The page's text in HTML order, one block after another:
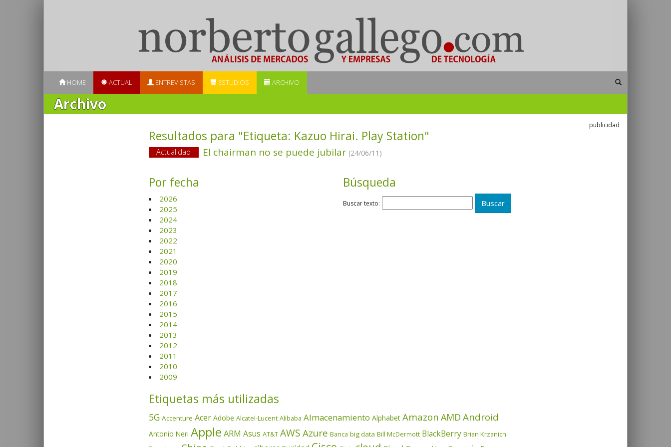
HOME ACTUAL ENTREVISTAS ESTUDIOS ARCHIVO
Archivo
Resultados para "Etiqueta: Kazuo Hirai. Play Station"
Actualidad El chairman no se puede jubilar (24/06/11)
Por fecha
2026
2025
2024
2023
2022
2021
2020
2019
2018
2017
2016
2015
2014
2013
2012
2011
2010
2009
Búsqueda
Buscar texto:
Etiquetas más utilizadas
5G Accenture Acer Adobe Alcatel-Lucent Alibaba Almacenamiento Alphabet Amazon AMD Android
Antonio Neri Apple ARM Asus AT&T AWSAzure Banca big data Bill McDermott BlackBerry Brian Krzanich
publicidad